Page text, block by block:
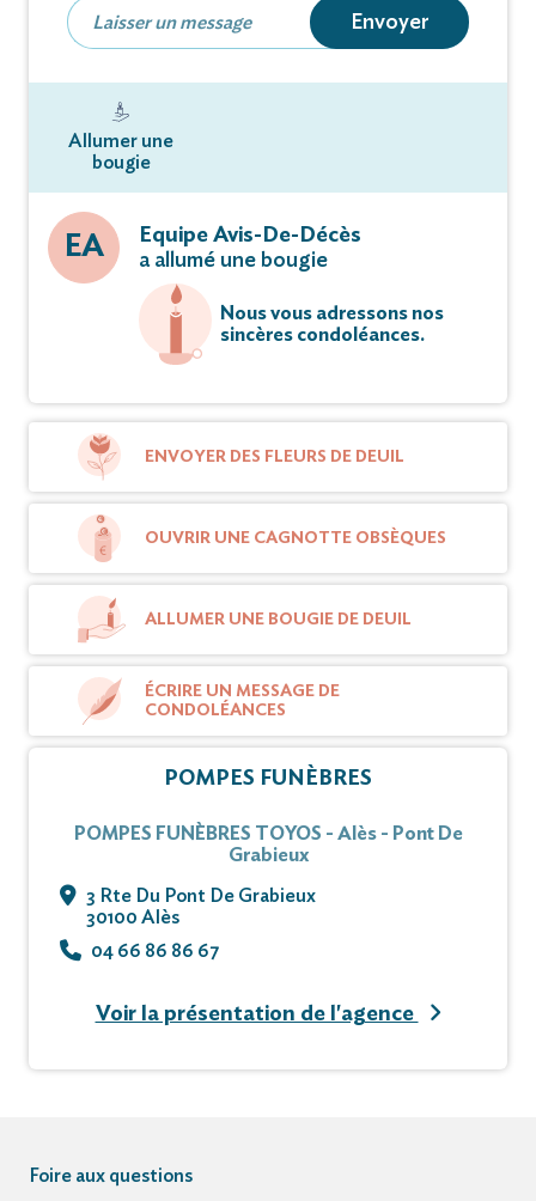
Envoyer
Allumer une
bougie
EA
Equipe Avis-De-Décès
a allumé une bougie
Nous vous adressons nos
sincères condoléances.
ENVOYER DES FLEURS DE DEUIL
OUVRIR UNE CAGNOTTE OBSÈQUES
ALLUMER UNE BOUGIE DE DEUIL
ÉCRIRE UN MESSAGE DE
CONDOLÉANCES
POMPES FUNÈBRES
POMPES FUNÈBRES TOYOS - Alès - Pont De
Grabieux
3 Rte Du Pont De Grabieux
30100 Alès
04 66 86 86 67
Voir la présentation de l'agence
Foire aux questions